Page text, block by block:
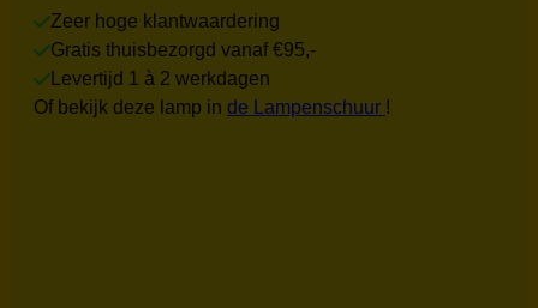
Zeer hoge klantwaardering
Gratis thuisbezorgd vanaf €95,-
Levertijd 1 à 2 werkdagen
Of bekijk deze lamp in de Lampenschuur !